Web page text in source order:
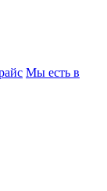
Мы есть в